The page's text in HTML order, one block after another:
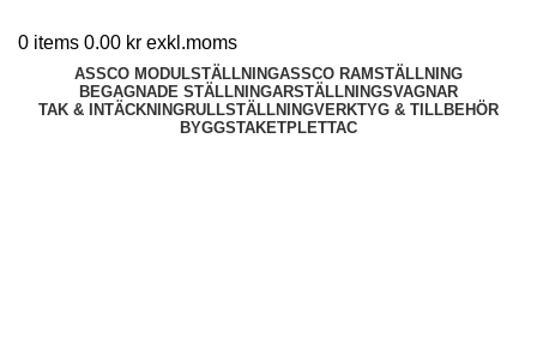
0 items 0.00 kr
ASSCO MODULSTÄLLNINGASSCO RAMSTÄLLNING
BEGAGNADE STÄLLNINGARSTÄLLNINGSVAGNAR
TAK & INTÄCKNINGRULLSTÄLLNINGVERKTYG & TILLBEHÖR
BYGGSTAKETPLETTAC